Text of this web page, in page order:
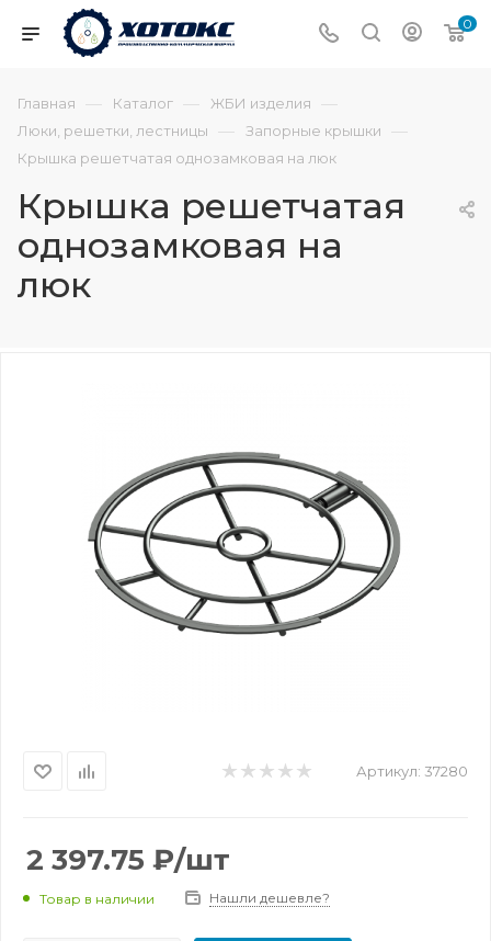
0
Главная — Каталог — ЖБИ изделия —
Люки, решетки, лестницы — Запорные крышки —
Крышка решетчатая однозамковая на люк
Крышка решетчатая
однозамковая на
люк
Артикул: 37280
2 397.75 ₽/шт
Товар в наличии Нашли дешевле?